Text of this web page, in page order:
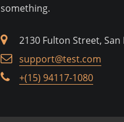
something.
2130 Fulton Street, San
support@test.com
+(15) 94117-1080